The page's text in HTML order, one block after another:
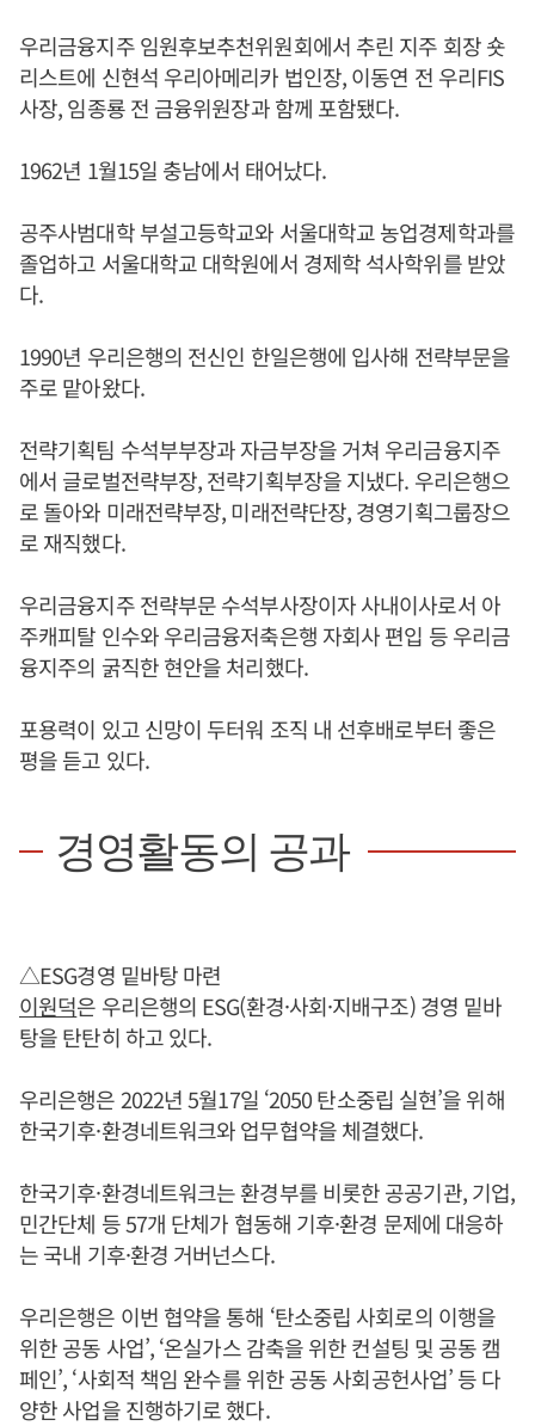
우리금융지주 임원후보추천위원회에서 추린 지주 회장 숏
리스트에 신현석 우리아메리카 법인장, 이동연 전 우리FIS
사장, 임종룡 전 금융위원장과 함께 포함됐다.
1962년 1월15일 충남에서 태어났다.
공주사범대학 부설고등학교와 서울대학교 농업경제학과를
졸업하고 서울대학교 대학원에서 경제학 석사학위를 받았
다.
1990년 우리은행의 전신인 한일은행에 입사해 전략부문을
주로 맡아왔다.
전략기획팀 수석부부장과 자금부장을 거쳐 우리금융지주
에서 글로벌전략부장, 전략기획부장을 지냈다. 우리은행으
로 돌아와 미래전략부장, 미래전략단장, 경영기획그룹장으
로 재직했다.
우리금융지주 전략부문 수석부사장이자 사내이사로서 아
주캐피탈 인수와 우리금융저축은행 자회사 편입 등 우리금
융지주의 굵직한 현안을 처리했다.
포용력이 있고 신망이 두터워 조직 내 선후배로부터 좋은
평을 듣고 있다.
경영활동의 공과
△ESG경영 밑바탕 마련
이원덕은 우리은행의 ESG(환경·사회·지배구조) 경영 밑바
탕을 탄탄히 하고 있다.
우리은행은 2022년 5월17일 ‘2050 탄소중립 실현’을 위해
한국기후·환경네트워크와 업무협약을 체결했다.
한국기후·환경네트워크는 환경부를 비롯한 공공기관, 기업,
민간단체 등 57개 단체가 협동해 기후·환경 문제에 대응하
는 국내 기후·환경 거버넌스다.
우리은행은 이번 협약을 통해 ‘탄소중립 사회로의 이행을
위한 공동 사업’, ‘온실가스 감축을 위한 컨설팅 및 공동 캠
페인’, ‘사회적 책임 완수를 위한 공동 사회공헌사업’ 등 다
양한 사업을 진행하기로 했다.